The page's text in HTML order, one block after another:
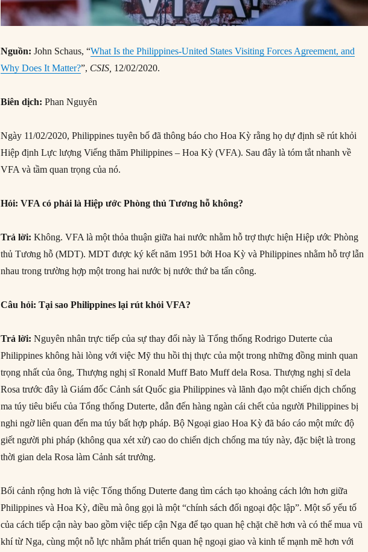
Nguồn:John Schaus, “What Is the Philippines-United States Visiting Forces Agreement, and
Why Does It Matter?”, CSIS, 12/02/2020.
Biên dịch:Phan Nguyên
Ngày 11/02/2020, Philippines tuyên bố đã thông báo cho Hoa Kỳ rằng họ dự định sẽ rút khỏi
Hiệp định Lực lượng Viếng thăm Philippines – Hoa Kỳ (VFA). Sau đây là tóm tắt nhanh về
VFA và tầm quan trọng của nó.
Hỏi: VFA có phải là Hiệp ước Phòng thủ Tương hỗ không?
Trả lời: Không. VFA là một thỏa thuận giữa hai nước nhằm hỗ trợ thực hiện Hiệp ước Phòng
thủ Tương hỗ (MDT). MDT được ký kết năm 1951 bởi Hoa Kỳ và Philippines nhằm hỗ trợ lẫn
nhau trong trường hợp một trong hai nước bị nước thứ ba tấn công.
Câu hỏi: Tại sao Philippines lại rút khỏi VFA?
Trả lời: Nguyên nhân trực tiếp của sự thay đổi này là Tổng thống Rodrigo Duterte của
Philippines không hài lòng với việc Mỹ thu hồi thị thực của một trong những đồng minh quan
trọng nhất của ông, Thượng nghị sĩ Ronald Muff Bato Muff dela Rosa. Thượng nghị sĩ dela
Rosa trước đây là Giám đốc Cảnh sát Quốc gia Philippines và lãnh đạo một chiến dịch chống
ma túy tiêu biểu của Tổng thống Duterte, dẫn đến hàng ngàn cái chết của người Philippines bị
nghi ngờ liên quan đến ma túy bất hợp pháp. Bộ Ngoại giao Hoa Kỳ đã báo cáo một mức độ
giết người phi pháp (không qua xét xử) cao do chiến dịch chống ma túy này, đặc biệt là trong
thời gian dela Rosa làm Cảnh sát trưởng.
Bối cảnh rộng hơn là việc Tổng thống Duterte đang tìm cách tạo khoảng cách lớn hơn giữa
Philippines và Hoa Kỳ, điều mà ông gọi là một “chính sách đối ngoại độc lập”. Một số yếu tố
của cách tiếp cận này bao gồm việc tiếp cận Nga để tạo quan hệ chặt chẽ hơn và có thể mua vũ
khí từ Nga, cùng một nỗ lực nhằm phát triển quan hệ ngoại giao và kinh tế mạnh mẽ hơn với